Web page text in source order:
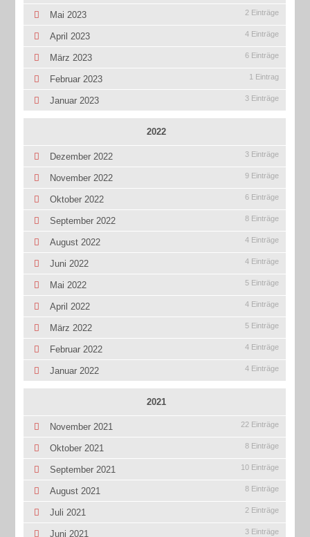
Mai 2023 2 Einträge
April 2023 4 Einträge
März 2023 6 Einträge
Februar 2023 1 Eintrag
Januar 2023 3 Einträge
2022
Dezember 2022 3 Einträge
November 2022 9 Einträge
Oktober 2022 6 Einträge
September 2022 8 Einträge
August 2022 4 Einträge
Juni 2022 4 Einträge
Mai 2022 5 Einträge
April 2022 4 Einträge
März 2022 5 Einträge
Februar 2022 4 Einträge
Januar 2022 4 Einträge
2021
November 2021 22 Einträge
Oktober 2021 8 Einträge
September 2021 10 Einträge
August 2021 8 Einträge
Juli 2021 2 Einträge
Juni 2021 3 Einträge